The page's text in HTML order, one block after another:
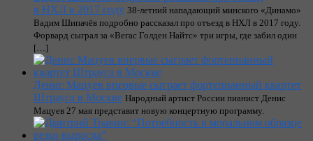
в НХЛ в 2017 году 38-летний нападающий минского «Динамо»
Вадим Шипачёв подробно рассказал про отъезд в НХЛ в 2017 году.
Форвард сыграл за «Вегас Голден Найтс» три игры, где забил один
[…]
Денис Мацуев впервые сыграет фортепианный квартет
Штрауса в Москве Народный артист России пианист Денис
Мацуев 27 мая представит новую концертную программу.